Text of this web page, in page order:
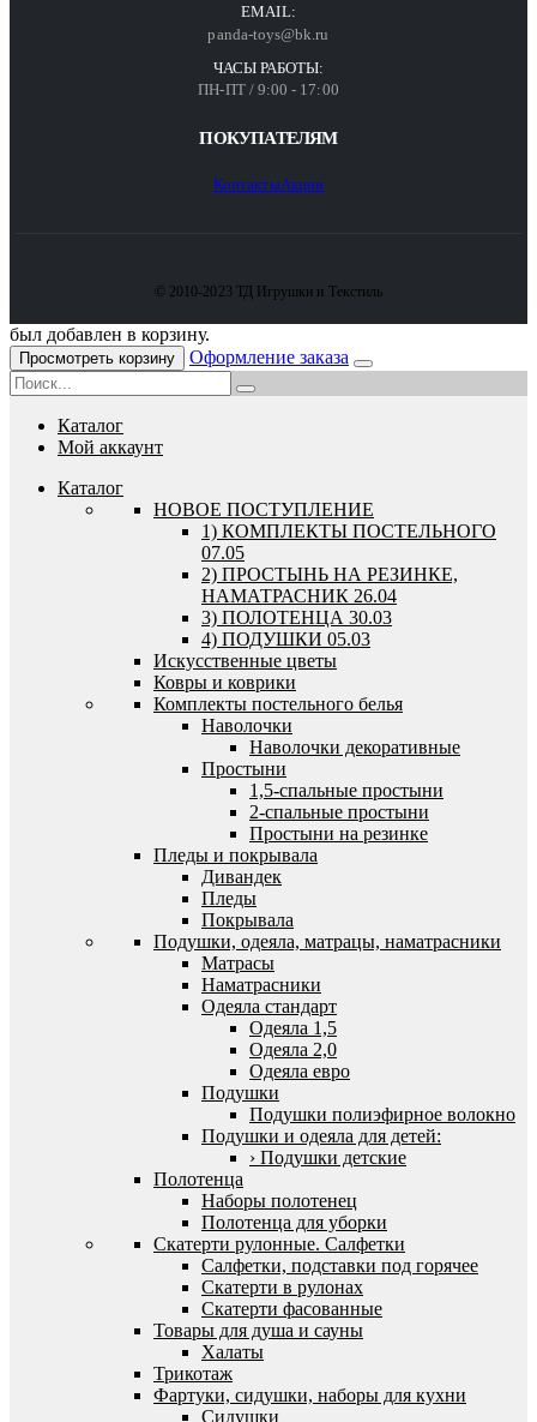
EMAIL:
panda-toys@bk.ru
ЧАСЫ РАБОТЫ:
ПН-ПТ / 9:00 - 17:00
ПОКУПАТЕЛЯМ
КонтактыАкции
© 2010-2023 ТД Игрушки и Текстиль
был добавлен в корзину.
Просмотреть корзину Оформление заказа
Каталог
Мой аккаунт
Каталог
HОВОЕ ПОСТУПЛЕНИЕ
1) КОМПЛЕКТЫ ПОСТЕЛЬНОГО
07.05
2) ПРОСТЫНЬ НА РЕЗИНКЕ,
НАМАТРАСНИК 26.04
3) ПОЛОТЕНЦА 30.03
4) ПОДУШКИ 05.03
Искусственные цветы
Ковры и коврики
Комплекты постельного белья
Наволочки
Наволочки декоративные
Простыни
1,5-спальные простыни
2-спальные простыни
Простыни на резинке
Пледы и покрывала
Дивандек
Пледы
Покрывала
Подушки, одеяла, матрацы, наматрасники
Матрасы
Наматрасники
Одеяла стандарт
Одеяла 1,5
Одеяла 2,0
Одеяла евро
Подушки
Подушки полиэфирное волокно
Подушки и одеяла для детей:
› Подушки детские
Полотенца
Наборы полотенец
Полотенца для уборки
Скатерти рулонные. Салфетки
Салфетки, подставки под горячее
Скатерти в рулонах
Скатерти фасованные
Товары для душа и сауны
Халаты
Трикотаж
Фартуки, сидушки, наборы для кухни
Сидушки